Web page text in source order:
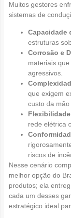
Muitos gestores
sistemas de
Capacidade
estruturas
Corrosão e
materiais
agressivos.
que exigem
custo da mão
rede elétrica
riscos de
Nesse cenário
melhor opção do
produtos; ela
cada um desses
estratégico ideal